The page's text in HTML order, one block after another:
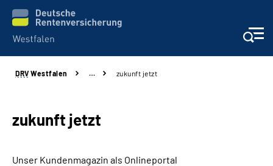
Kontakt und Beratung
Broschüren und mehr
DRV Westfalen … zukunft jetzt
zukunft jetzt
Unser Kundenmagazin als Onlineportal